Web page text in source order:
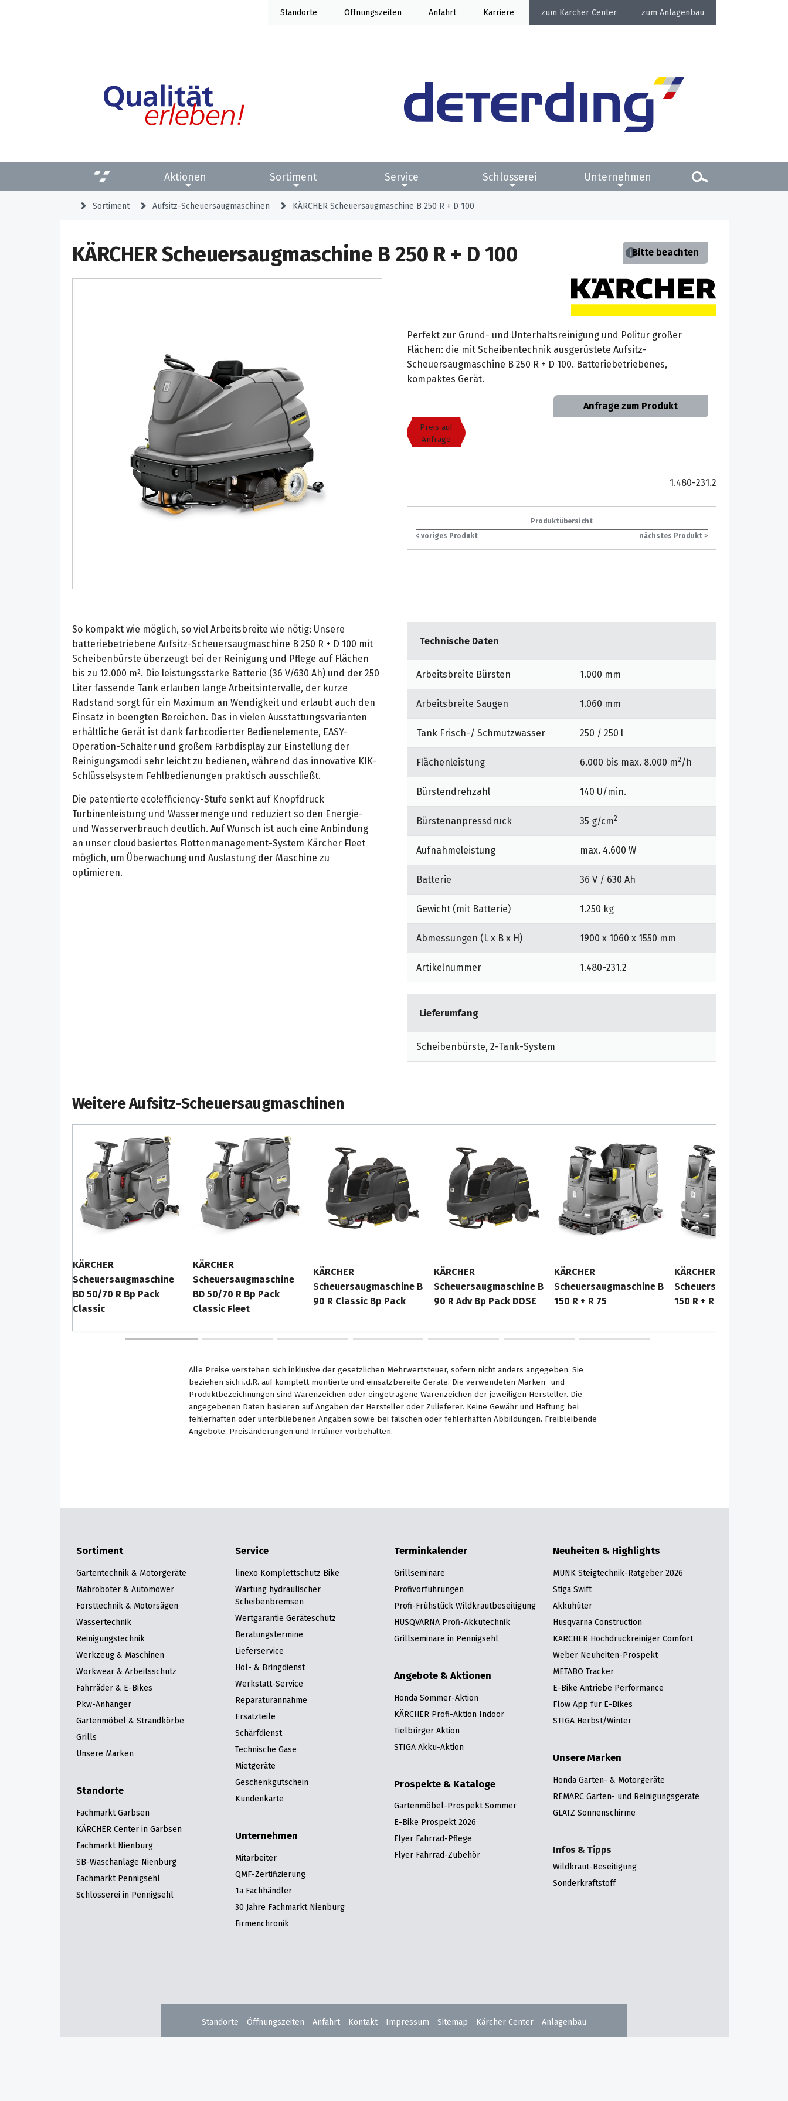
Standorte Öffnung Anfahrt Karriere Kärcher Center Anlagenbau
Aktionen Sortiment Service Schlosserei Unternehmen
Sortiment Aufsitz-Scheuersaugmaschinen KÄRCHER Scheuersaugmaschine B 250 R + D 100
Bitte beachten
KÄRCHER Scheuersaugmaschine B 250 R + D 100
Perfekt zur Grund- und Unterhaltsreinigung und Politur großer
Flächen: die mit Scheibentechnik ausgerüstete Aufsitz-
Scheuersaugmaschine B 250 R + D 100. Batteriebetriebenes,
kompaktes Gerät.
Preis auf
Anfrage
Anfrage zum Produkt
1.480-231.2
Produktübersicht
< voriges Produkt
nächstes Produkt >
So kompakt wie möglich, so viel Arbeitsbreite wie nötig: Unsere
batteriebetriebene Aufsitz-Scheuersaugmaschine B 250 R + D 100 mit
Scheibenbürste überzeugt bei der Reinigung und Pflege auf Flächen
bis zu 12.000 m². Die leistungsstarke Batterie (36 V/630 Ah) und der 250
Liter fassende Tank erlauben lange Arbeitsintervalle, der kurze
Radstand sorgt für ein Maximum an Wendigkeit und erlaubt auch den
Einsatz in beengten Bereichen. Das in vielen Ausstattungsvarianten
erhältliche Gerät ist dank farbcodierter Bedienelemente, EASY-
Operation-Schalter und großem Farbdisplay zur Einstellung der
Reinigungsmodi sehr leicht zu bedienen, während das innovative KIK-
Schlüsselsystem Fehlbedienungen praktisch ausschließt.
Die patentierte eco!efficiency-Stufe senkt auf Knopfdruck
Turbinenleistung und Wassermenge und reduziert so den Energie-
und Wasserverbrauch deutlich. Auf Wunsch ist auch eine Anbindung
an unser cloudbasiertes Flottenmanagement-System Kärcher Fleet
möglich, um Überwachung und Auslastung der Maschine zu
optimieren.
Technische Daten
Arbeitsbreite Bürsten 1.000 mm
Arbeitsbreite Saugen 1.060 mm
Tank Frisch-/ Schmutzwasser 250 / 250 l
Flächenleistung 6.000 bis max. 8.000 m2/h
Bürstendrehzahl 140 U/min.
Bürstenanpressdruck 35 g/cm2
Aufnahmeleistung max. 4.600 W
Batterie 36 V / 630 Ah
Gewicht (mit Batterie) 1.250 kg
Abmessungen (L x B x H) 1900 x 1060 x 1550 mm
Artikelnummer 1.480-231.2
Lieferumfang
Scheibenbürste, 2-Tank-System
Weitere Aufsitz-Scheuersaugmaschinen
KÄRCHER
Scheuersaugmaschine
BD 50/70 R Bp Pack
Classic
KÄRCHER
Scheuersaugmaschine
BD 50/70 R Bp Pack
Classic Fleet
KÄRCHER
Scheuersaugmaschine B
90 R Classic Bp Pack
KÄRCHER
Scheuersaugmaschine B
90 R Adv Bp Pack DOSE
KÄRCHER
Scheuersaugmaschine B
150 R + R 75
KÄRCHER
Scheuersaugmaschine B
150 R + R 75
Alle Preise verstehen sich inklusive der gesetzlichen Mehrwertsteuer, sofern nicht anders angegeben. Sie
beziehen sich i.d.R. auf komplett montierte und einsatzbereite Geräte. Die verwendeten Marken- und
Produktbezeichnungen sind Warenzeichen oder eingetragene Warenzeichen der jeweiligen Hersteller. Die
angegebenen Daten basieren auf Angaben der Hersteller oder Zulieferer. Keine Gewähr und Haftung bei
fehlerhaften oder unterbliebenen Angaben sowie bei falschen oder fehlerhaften Abbildungen. Freibleibende
Angebote. Preisänderungen und Irrtümer vorbehalten.
Sortiment
Gartentechnik & Motorgeräte
Mähroboter & Automower
Forsttechnik & Motorsägen
Wassertechnik
Reinigungstechnik
Werkzeug & Maschinen
Workwear & Arbeitsschutz
Fahrräder & E-Bikes
Pkw-Anhänger
Gartenmöbel & Strandkörbe
Grills
Unsere Marken
Standorte
Fachmarkt Garbsen
KÄRCHER Center in Garbsen
Fachmarkt Nienburg
SB-Waschanlage Nienburg
Fachmarkt Pennigsehl
Schlosserei in Pennigsehl
Service
linexo Komplettschutz Bike
Wartung hydraulischer
Scheibenbremsen
Wertgarantie Geräteschutz
Beratungstermine
Lieferservice
Hol- & Bringdienst
Werkstatt-Service
Reparaturannahme
Ersatzteile
Schärfdienst
Technische Gase
Mietgeräte
Geschenkgutschein
Kundenkarte
Unternehmen
Mitarbeiter
QMF-Zertifizierung
1a Fachhändler
30 Jahre Fachmarkt Nienburg
Firmenchronik
Terminkalender
Grillseminare
Profivorführungen
Profi-Frühstück Wildkrautbeseitigung
HUSQVARNA Profi-Akkutechnik
Grillseminare in Pennigsehl
Angebote & Aktionen
Honda Sommer-Aktion
KÄRCHER Profi-Aktion Indoor
Tielbürger Aktion
STIGA Akku-Aktion
Prospekte & Kataloge
Gartenmöbel-Prospekt Sommer
E-Bike Prospekt 2026
Flyer Fahrrad-Pflege
Flyer Fahrrad-Zubehör
Neuheiten & Highlights
MUNK Steigtechnik-Ratgeber 2026
Stiga Swift
Akkuhüter
Husqvarna Construction
KÄRCHER Hochdruckreiniger Comfort
Weber Neuheiten-Prospekt
METABO Tracker
E-Bike Antriebe Performance
Flow App für E-Bikes
STIGA Herbst/Winter
Unsere Marken
Honda Garten- & Motorgeräte
REMARC Garten- und Reinigungsgeräte
GLATZ Sonnenschirme
Infos & Tipps
Wildkraut-Beseitigung
Sonderkraftstoff
Standorte Öffnungszeiten Anfahrt Kontakt Impressum Sitemap Kärcher Center Anlagenbau